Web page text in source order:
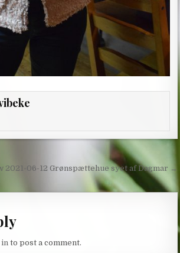
2021-06-12 Grønspættehue syet af Dagmar →
to post a comment.